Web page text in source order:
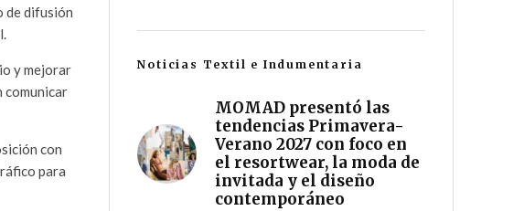
de difusión
y mejorar
comunicar
con
para
Noticias Textil e Indumentaria
MOMAD presentó las
tendencias Primavera-
Verano 2027 con foco en
el resortwear, la moda de
invitada y el diseño
contemporáneo